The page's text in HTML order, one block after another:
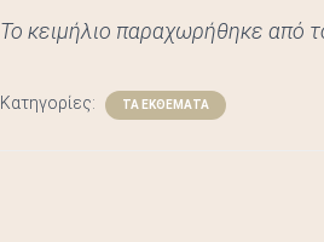
Το κειμήλιο παραχωρήθηκε από
Κατηγορίες: ΤΑ ΕΚΘΕΜΑΤΑ